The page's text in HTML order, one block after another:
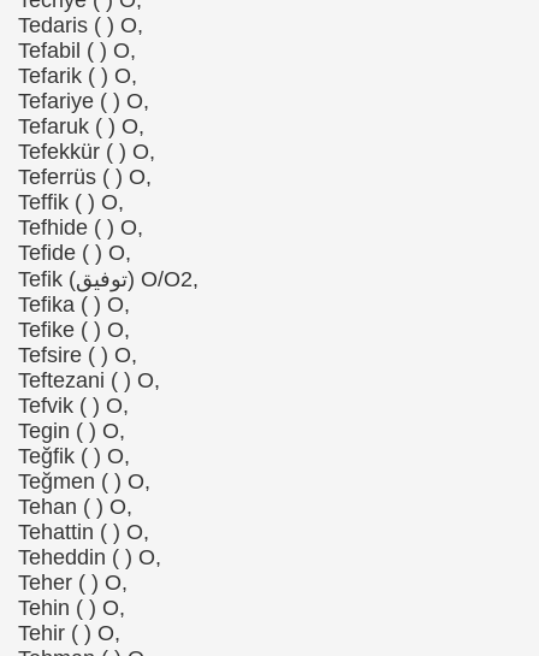
Tedaris ( ) O,
Tefabil ( ) O,
Tefarik ( ) O,
Tefariye ( ) O,
Tefaruk ( ) O,
Tefekkür ( ) O,
Teferrüs ( ) O,
Teffik ( ) O,
Tefhide ( ) O,
Tefide ( ) O,
Tefik (توفیق) O/O2,
Tefika ( ) O,
Tefike ( ) O,
Tefsire ( ) O,
Teftezani ( ) O,
Tefvik ( ) O,
Tegin ( ) O,
Teğfik ( ) O,
Teğmen ( ) O,
Tehan ( ) O,
Tehattin ( ) O,
Teheddin ( ) O,
Teher ( ) O,
Tehin ( ) O,
Tehir ( ) O,